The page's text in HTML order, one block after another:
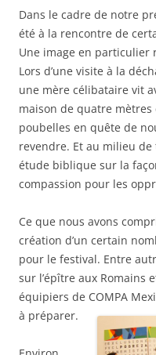
Dans le cadre de notre
été à la rencontre de
Une image en particulier
Lors d’une visite à la
une mère célibataire vit
maison de quatre
poubelles en quête de
revendre. Et au milieu
étude biblique sur la
compassion pour les
Ce que nous avons
création d’un certain
pour le festival. Entre
sur l’épître aux Romains
équipiers de COMPA
à préparer.